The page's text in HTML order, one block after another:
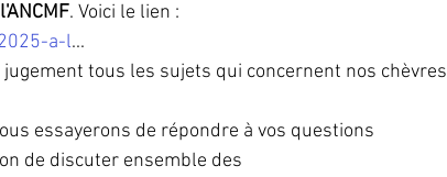
. Voici le lien :
a-l...
tous les sujets qui concernent nos chèvres
essayerons de répondre à vos questions
de discuter ensemble des